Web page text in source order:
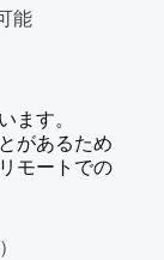
能
ます。
があるため
モートでの